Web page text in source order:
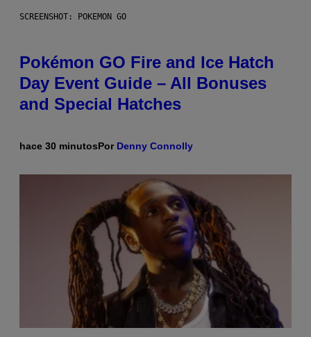
SCREENSHOT: POKEMON GO
Pokémon GO Fire and Ice Hatch
Day Event Guide – All Bonuses
and Special Hatches
hace 30 minutosPor Denny Connolly